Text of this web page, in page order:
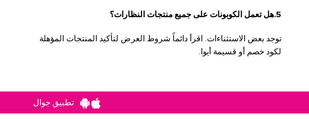
5.هل تعمل الكوبونات على جميع منتجات النظارات؟
توجد بعض الاستثناءات. اقرأ دائماً شروط العرض لتأكيد المنتجات المؤهلة
لكود خصم أو قسيمة أيوا.
تطبيق جوال